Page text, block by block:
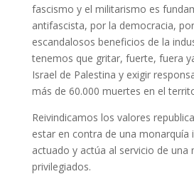
fascismo y el militarismo es
antifascista, por la democracia,
escandalosos beneficios de la
tenemos que gritar, fuerte, fuera
Israel de Palestina y exigir
más de 60.000 muertes en el
Reivindicamos los valores
estar en contra de una monarquía
actuado y actúa al servicio de una
privilegiados.